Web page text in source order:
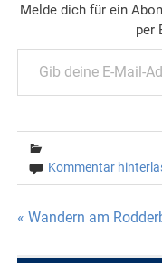
Melde dich für ein
per
Gib deine E-Mail-Adresse ein ...
Kommentar
« Wandern am